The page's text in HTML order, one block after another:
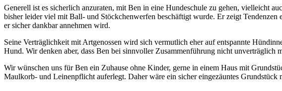
Generell ist es sicherlich anzuraten, mit Ben in eine Hundeschule zu gehen, vielleicht
bisher leider viel mit Ball- und Stöckchenwerfen beschäftigt wurde. Er zeigt
er sicher dankbar annehmen wird.
Seine Verträglichkeit mit Artgenossen wird sich vermutlich eher auf entspannte
Hund. Wir denken aber, dass Ben bei sinnvoller Zusammenführung nicht unverträglich
Wir wünschen uns für Ben ein Zuhause ohne Kinder, gerne in einem Haus mit
Maulkorb- und Leinenpflicht auferlegt. Daher wäre ein sicher eingezäuntes